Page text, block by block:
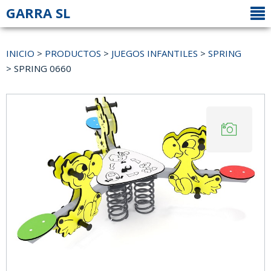
GARRA SL
INICIO > PRODUCTOS > JUEGOS INFANTILES > SPRING
> SPRING 0660